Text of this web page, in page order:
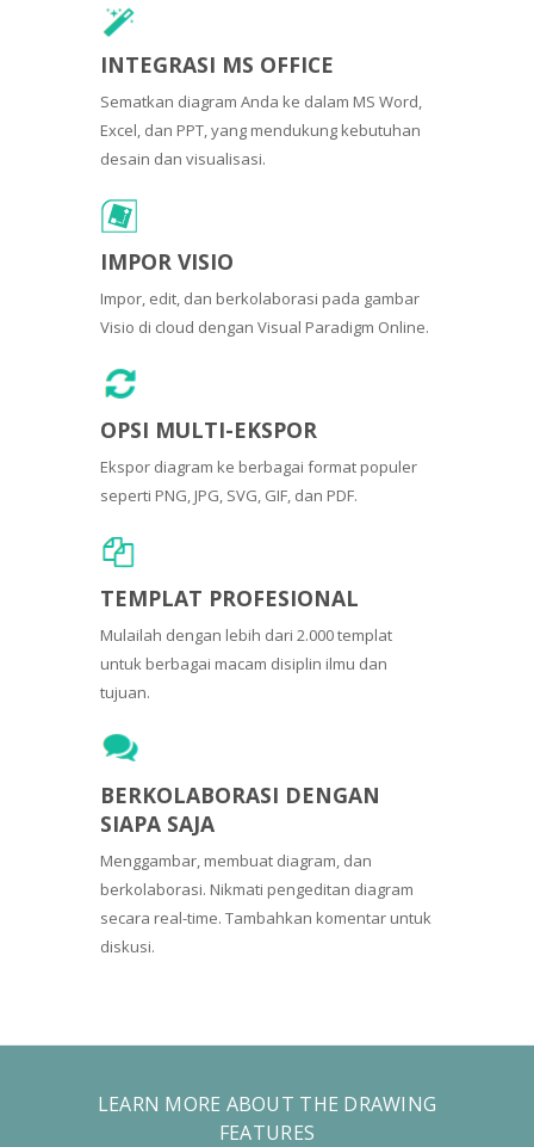
INTEGRASI MS OFFICE
Sematkan diagram Anda ke dalam MS Word,
Excel, dan PPT, yang mendukung kebutuhan
desain dan visualisasi.
IMPOR VISIO
Impor, edit, dan berkolaborasi pada gambar
Visio di cloud dengan Visual Paradigm Online.
OPSI MULTI-EKSPOR
Ekspor diagram ke berbagai format populer
seperti PNG, JPG, SVG, GIF, dan PDF.
TEMPLAT PROFESIONAL
Mulailah dengan lebih dari 2.000 templat
untuk berbagai macam disiplin ilmu dan
tujuan.
BERKOLABORASI DENGAN
SIAPA SAJA
Menggambar, membuat diagram, dan
berkolaborasi. Nikmati pengeditan diagram
secara real-time. Tambahkan komentar untuk
diskusi.
LEARN MORE ABOUT THE DRAWING
FEATURES